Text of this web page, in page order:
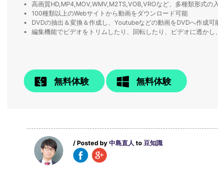
高画質HD,MP4,MOV,WMV,M2TS,VOB,VROなど、多種類形式の
100種類以上のWebサイトから動画をダウンロード可能
DVDの抽出＆変換＆作成し、Youtubeなどの動画をDVDへ作成可
編集機能でビデオをトリムしたり、回転したり、ビデオに透か
無料体験 無料体験
/ Posted by 中島直人 to 豆知識